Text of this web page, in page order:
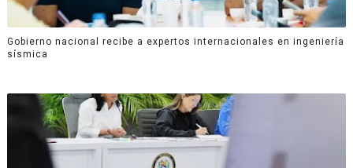
Gobierno nacional recibe a expertos internacionales en ingeniería
sísmica